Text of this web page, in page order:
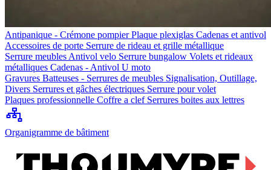
Antipanique - Crémone pompierPlaque plexiglas Cadenas et antivol
Accessoires de porte Serrure de rideau et grille métallique
Serrure meubles Antivol velo Serrure bungalow Volets et rideaux
métalliques Cadenas - Antivol U moto
Gravures Batteuses - Serrures de meubles Signalisation, Outillage,
Divers Serrures et gâches électriques Serrure pour volet
Plaques professionnelle Coffre a clef Serrures boites aux lettres
Organigramme de bâtiment